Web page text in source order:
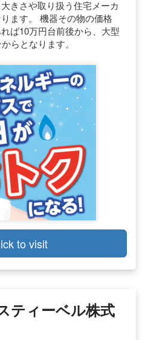
きさや取り扱う住宅メーカ
ます。 機器その物の価格
ば10万円台前後から、大型
らとなります。
to visit
ティーベル株式